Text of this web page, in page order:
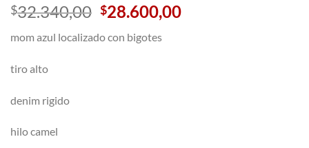
$32.340,00 El
original
$28.600,00El
mom azul localizado con bigotes
tiro alto
denim rigido
hilo camel